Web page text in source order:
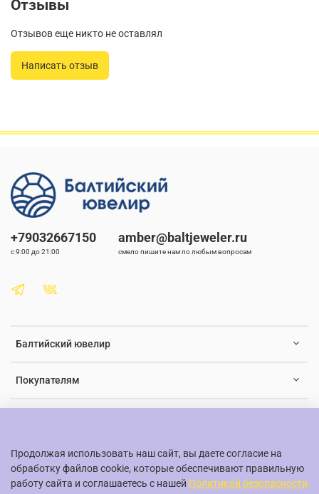
различными нарядами.
Зеленый янтарь, вставленный в кольцо, выделяется своим
глубоким цветом и теплом. Эти украшения отлично подойдут в
качестве подарка для близких, ведь они несут в себе частичку
природы и уникальную энергетику. Идеально подойдет для
любителей оригинальных аксессуаров и ценителей
привлекая взгляды и вызывая интерес. Позвольте себе стать
упустите шанс добавить в свою коллекцию это удивительное
кольцо с янтарем.
Отзывы
Отзывов еще никто не оставлял
Написать отзыв
Балтийский ювелир
Покупателям
+79032667150
с 9:00 до 21:00
amber@baltjeweler.ru
смело пишите нам по любым вопросам
Продолжая использовать наш сайт, вы даете согласие на
обработку файлов cookie, которые обеспечивают правильную
работу сайта и соглашаетесь с нашей Политикой безопасности